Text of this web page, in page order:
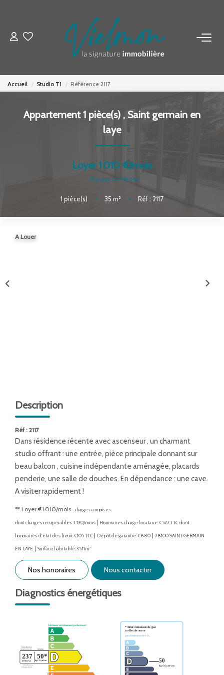
NOS BIENS
Acheter
Louer
ESTIMER
FAIRE GÉRER
INVESTISSEURS
Accueil Studio T1 Référence 2117
Appartement 1 pièce(s) , Saint germain en
laye
Loyer 1 010 €/mois
charges comprises
1 pièce(s) • 35 m² • Réf : 2117
A Louer
Description
Réf : 2117
Dans résidence récente avec ascenseur , un charmant
studio offrant : une entrée, pièce principale donnant sur
beau balcon , cuisine indépendante aménagée, placards
penderie, une salle de douches. En dépendance : une cave.
A visiter rapidement !
** Loyer €1 010/mois charges comprises
dont charges récupérables: €130/mois| Honoraires charge locataire: €527 TTC dont
honoraires d'état des lieux: €105 TTC | Dépôt de garantie: €880 | 78100 SAINT GERMAIN
EN LAYE | Surface habitable: 35.11m²
Nos honoraires Nous contacter
Diagnostics énergétiques